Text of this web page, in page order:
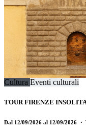
Cultura Eventi culturali
TOUR FIRENZE
Dal 12/09/2026 al 12/09/2026